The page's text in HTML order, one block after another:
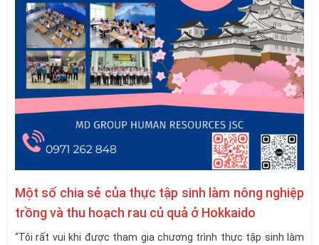
Một số chia sẻ của thực tập sinh làm nông nghiệp
trồng và thu hoạch rau củ quả ở Hokkaido
“Tôi rất vui khi được tham gia chương trình thực tập sinh làm